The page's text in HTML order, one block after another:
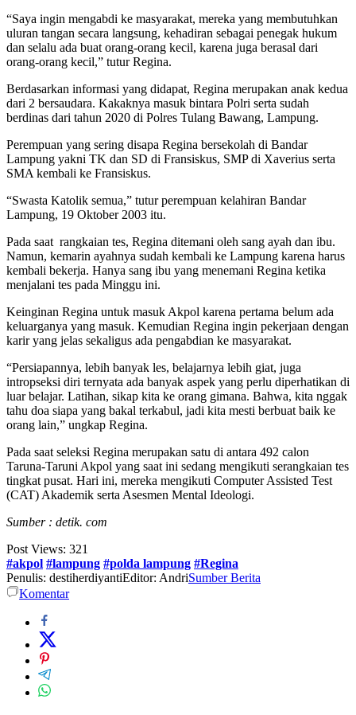
“Saya ingin mengabdi ke masyarakat, mereka yang membutuhkan
uluran tangan secara langsung, kehadiran sebagai penegak hukum
dan selalu ada buat orang-orang kecil, karena juga berasal dari
orang-orang kecil,” tutur Regina.
Berdasarkan informasi yang didapat, Regina merupakan anak kedua
dari 2 bersaudara. Kakaknya masuk bintara Polri serta sudah
berdinas dari tahun 2020 di Polres Tulang Bawang, Lampung.
Perempuan yang sering disapa Regina bersekolah di Bandar
Lampung yakni TK dan SD di Fransiskus, SMP di Xaverius serta
SMA kembali ke Fransiskus.
“Swasta Katolik semua,” tutur perempuan kelahiran Bandar
Lampung, 19 Oktober 2003 itu.
Pada saat rangkaian tes, Regina ditemani oleh sang ayah dan ibu.
Namun, kemarin ayahnya sudah kembali ke Lampung karena harus
kembali bekerja. Hanya sang ibu yang menemani Regina ketika
menjalani tes pada Minggu ini.
Keinginan Regina untuk masuk Akpol karena pertama belum ada
keluarganya yang masuk. Kemudian Regina ingin pekerjaan dengan
karir yang jelas sekaligus ada pengabdian ke masyarakat.
“Persiapannya, lebih banyak les, belajarnya lebih giat, juga
intropseksi diri ternyata ada banyak aspek yang perlu diperhatikan di
luar belajar. Latihan, sikap kita ke orang gimana. Bahwa, kita nggak
tahu doa siapa yang bakal terkabul, jadi kita mesti berbuat baik ke
orang lain,” ungkap Regina.
Pada saat seleksi Regina merupakan satu di antara 492 calon
Taruna-Taruni Akpol yang saat ini sedang mengikuti serangkaian tes
tingkat pusat. Hari ini, mereka mengikuti Computer Assisted Test
(CAT) Akademik serta Asesmen Mental Ideologi.
Sumber : detik. com
Post Views: 321
#akpol #lampung #polda lampung #Regina
Penulis: destiherdiyantiEditor: AndriSumber Berita
Komentar